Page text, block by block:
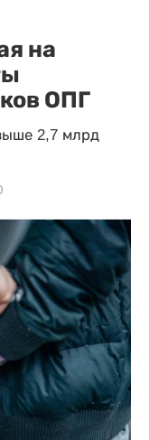
на
ОПГ
2,7 млрд